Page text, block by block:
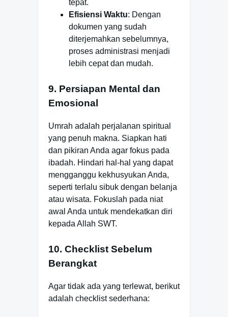
tepat.
Efisiensi Waktu: Dengan
dokumen yang sudah
diterjemahkan sebelumnya,
proses administrasi menjadi
lebih cepat dan mudah.
9. Persiapan Mental dan
Emosional
Umrah adalah perjalanan spiritual
yang penuh makna. Siapkan hati
dan pikiran Anda agar fokus pada
ibadah. Hindari hal-hal yang dapat
mengganggu kekhusyukan Anda,
seperti terlalu sibuk dengan belanja
atau wisata. Fokuslah pada niat
awal Anda untuk mendekatkan diri
kepada Allah SWT.
10. Checklist Sebelum
Berangkat
Agar tidak ada yang terlewat, berikut
adalah checklist sederhana: